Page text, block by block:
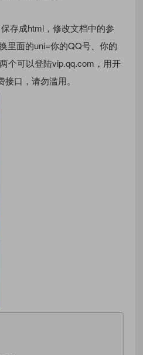
存成html，修改文档中的参
里面的uni=你的QQ号、你的
个可以登陆vip.qq.com，用开
口，请勿滥用。